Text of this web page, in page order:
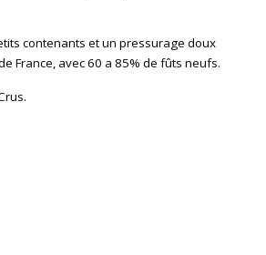
contenants et un pressurage doux
France, avec 60 a 85% de fûts neufs.